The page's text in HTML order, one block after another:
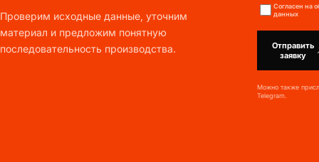
Проверим исходные данные, уточним
материал и предложим понятную
последовательность производства.
Согласен на
данных
Отправить
заявку
Можно также
Telegram.